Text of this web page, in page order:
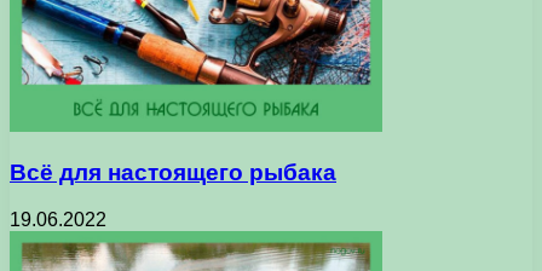
Всё для настоящего рыбака
19.06.2022